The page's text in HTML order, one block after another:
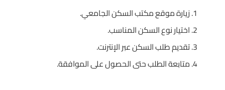
زيارة موقع مكتب السكن الجامعي.
اختيار نوع السكن المناسب.
تقديم طلب السكن عبر الإنترنت.
متابعة الطلب حتى الحصول على الموافقة.